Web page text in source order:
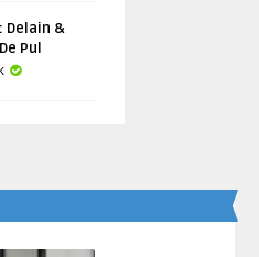
Delain &
Pul